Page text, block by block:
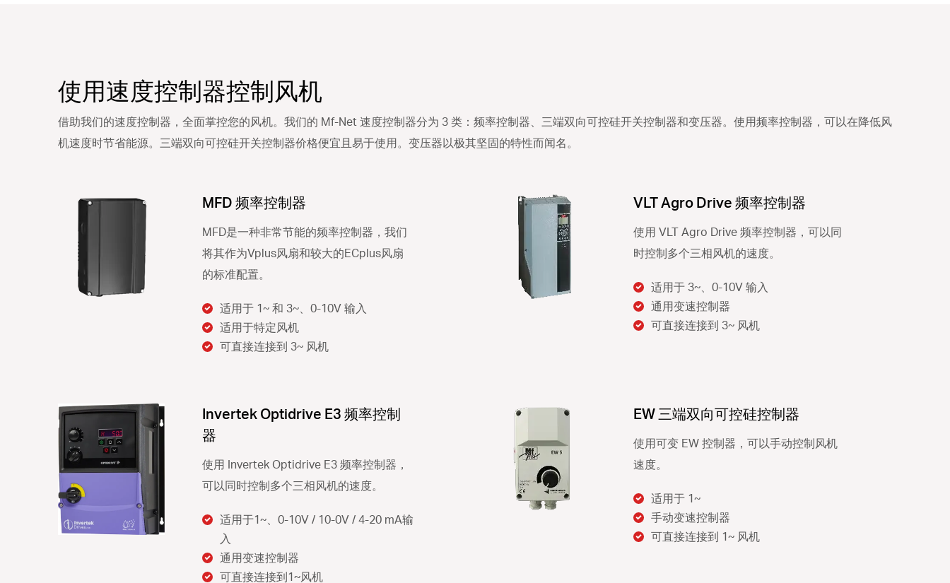
使用速度控制器控制风机
借助我们的速度控制器，全面掌控您的风机。我们的 Mf-Net 速度控制器分为 3 类：频率控制器、三端双向可控硅开关控制器和变压器。使用频率控制器，可以在降低风
机速度时节省能源。三端双向可控硅开关控制器价格便宜且易于使用。变压器以极其坚固的特性而闻名。
MFD 频率控制器
MFD是一种非常节能的频率控制器，我们
将其作为Vplus风扇和较大的ECplus风扇
的标准配置。
适用于 1~ 和 3~、0-10V 输入
适用于特定风机
可直接连接到 3~ 风机
VLT Agro Drive 频率控制器
使用 VLT Agro Drive 频率控制器，可以同
时控制多个三相风机的速度。
适用于 3~、0-10V 输入
通用变速控制器
可直接连接到 3~ 风机
Invertek Optidrive E3 频率控制
器
使用 Invertek Optidrive E3 频率控制器，
可以同时控制多个三相风机的速度。
适用于1~、0-10V / 10-0V / 4-20 mA输
入
通用变速控制器
可直接连接到1~风机
EW 三端双向可控硅控制器
使用可变 EW 控制器，可以手动控制风机
速度。
适用于 1~
手动变速控制器
可直接连接到 1~ 风机